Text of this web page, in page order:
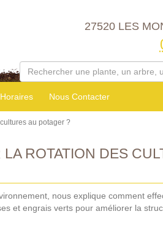
27520 LES
Nous Contacter
au potager ?
ROTATION DES
nous explique comment
et engrais verts pour améliorer la